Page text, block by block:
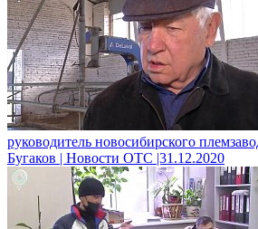
руководитель новосибирского
Бугаков | Новости ОТС |31.12.2020